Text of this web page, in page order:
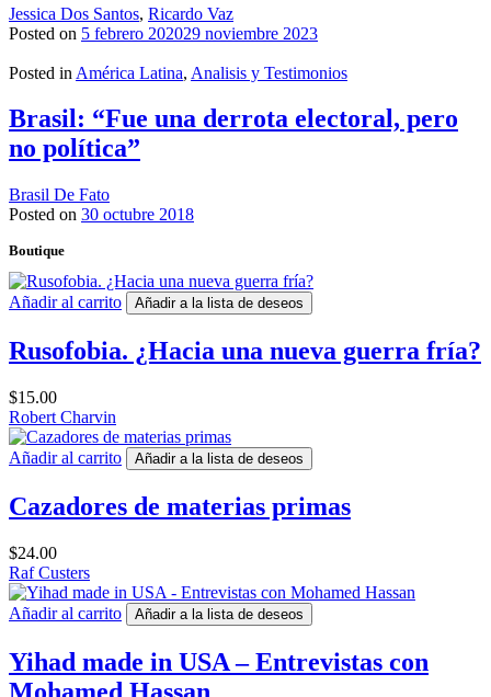
Jessica Dos Santos, Ricardo Vaz
Posted on 5 febrero 202029 noviembre 2023
Posted in América Latina, Analisis y Testimonios
Brasil: “Fue una derrota electoral, pero
no política”
Brasil De Fato
Posted on 30 octubre 2018
Boutique
Añadir al carrito Añadir a la lista de deseos
Rusofobia. ¿Hacia una nueva guerra fría?
$15.00
Robert Charvin
Añadir al carrito Añadir a la lista de deseos
Cazadores de materias primas
$24.00
Raf Custers
Añadir al carrito Añadir a la lista de deseos
Yihad made in USA – Entrevistas con
Mohamed Hassan